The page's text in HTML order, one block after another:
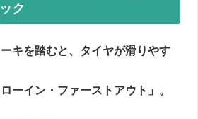
ク
キを踏むと、タイヤが滑りやす
ローイン・ファーストアウト」。